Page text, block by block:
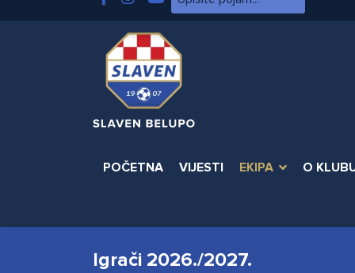
POČETNA VIJESTI EKIPA O
Igrači 2026./2027.